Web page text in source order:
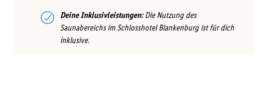
Deine Inklusivleistungen:Die Nutzung des
Saunabereichs im Schlosshotel Blankenburg ist für dich
inklusive.